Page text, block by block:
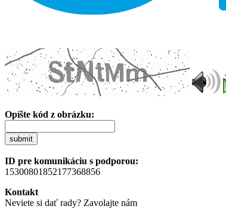
Opíšte kód z obrázku:
submit
ID pre komunikáciu s podporou:
15300801852177368856
Kontakt
Neviete si dať rady? Zavolajte nám